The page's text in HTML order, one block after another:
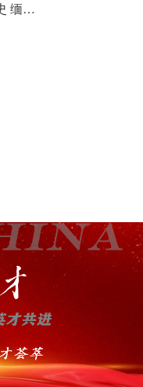
吴焜：威震日寇的新四军“虎将”（铭记历史 缅怀先烈·抗日英雄）